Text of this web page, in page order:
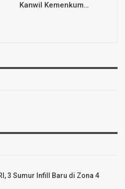
Kanwil Kemenkum…
3 Sumur Infill Baru di Zona 4